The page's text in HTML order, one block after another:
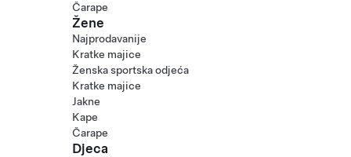
Čarape
Žene
Najprodavanije
Kratke majice
Ženska sportska odjeća
Kratke majice
Jakne
Kape
Čarape
Djeca